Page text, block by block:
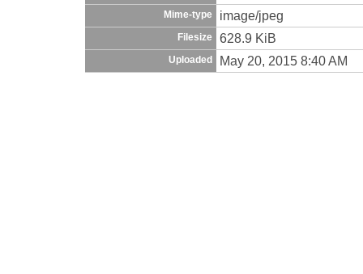
Mime-type image/jpeg
Filesize 628.9 KiB
Uploaded May 20, 2015 8:40 AM